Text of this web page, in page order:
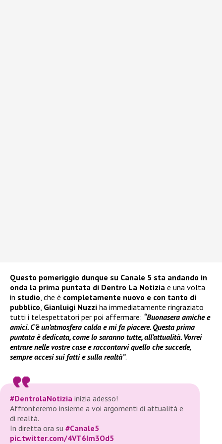
Questo pomeriggio dunque su Canale 5 sta andando in
onda la prima puntata di Dentro La Notizia e una volta
in studio, che è completamente nuovo e con tanto di
pubblico, Gianluigi Nuzzi ha immediatamente ringraziato
tutti i telespettatori per poi affermare: “Buonasera amiche e
amici. C’è un’atmosfera calda e mi fa piacere. Questa prima
puntata è dedicata, come lo saranno tutte, all’attualità. Vorrei
entrare nelle vostre case e raccontarvi quello che succede,
sempre accesi sui fatti e sulla realtà”.
#DentrolaNotizia inizia adesso!
Affronteremo insieme a voi argomenti di attualità e
di realtà.
In diretta ora su #Canale5
pic.twitter.com/4VT6Im3Od5